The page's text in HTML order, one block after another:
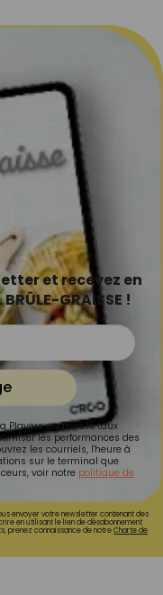
et recevez en
GRAISSE !
Players analyse le taux
les performances des
les courriels, l'heure à
sur le terminal que
voir notre politique de
envoyer votre newsletter contenant des
en utilisant le lien de désabonnement
prenez connaissance de notreCharte de